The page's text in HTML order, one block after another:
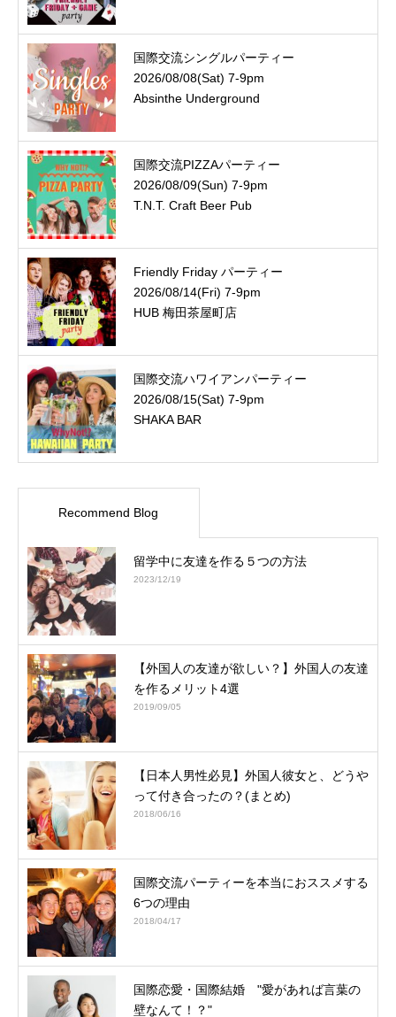
国際交流シングルパーティー
2026/08/08(Sat) 7-9pm
Absinthe Underground
国際交流PIZZAパーティー
2026/08/09(Sun) 7-9pm
T.N.T. Craft Beer Pub
Friendly Friday パーティー
2026/08/14(Fri) 7-9pm
HUB 梅田茶屋町店
国際交流ハワイアンパーティー
2026/08/15(Sat) 7-9pm
SHAKA BAR
Recommend Blog
留学中に友達を作る５つの方法
2023/12/19
【外国人の友達が欲しい？】外国人の友達
を作るメリット4選
2019/09/05
【日本人男性必見】外国人彼女と、どうや
って付き合ったの？(まとめ)
2018/06/16
国際交流パーティーを本当におススメする
6つの理由
2018/04/17
国際恋愛・国際結婚 "愛があれば言葉の
壁なんて！？"